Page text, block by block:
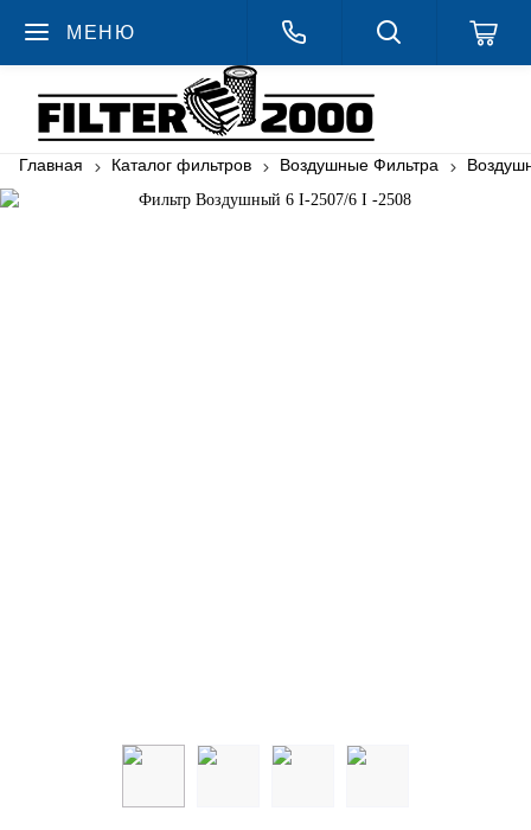
МЕНЮ
Главная Каталог фильтров Воздушные Фильтра